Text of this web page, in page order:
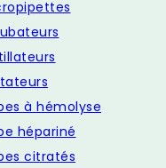
à hémolyse
hépariné
citratés